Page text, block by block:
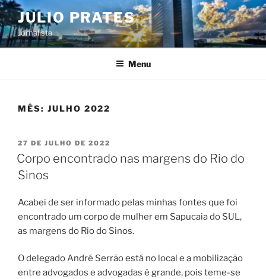
Pular
para
o
conteúdo
JULIO PRATES
Jornalista
Menu
MÊS: JULHO 2022
PUBLICADO
EM
27 DE JULHO DE 2022
Corpo encontrado nas margens do Rio do
Sinos
Acabei de ser informado pelas minhas fontes que foi
encontrado um corpo de mulher em Sapucaia do SUL,
as margens do Rio do Sinos.
O delegado André Serrão está no local e a mobilização
entre advogados e advogadas é grande, pois teme-se